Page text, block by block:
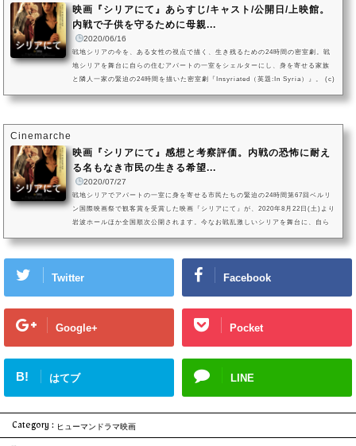
映画『シリアにて』あらすじ/キャスト/公開日/上映館。
内戦で子供を守るために母親...
2020/06/16
戦地シリアの今を、ある女性の視点で描く、生き残るための24時間の密室劇。戦
地シリアを舞台に自らの住むアパートの一室をシェルターにし、身を寄せる家族
と隣人一家の緊迫の24時間を描いた密室劇『Insyriated（英題:In Syria）』。 (c)
Cinemarche
映画『シリアにて』感想と考察評価。内戦の恐怖に耐え
る名もなき市民の生きる希望...
2020/07/27
戦地シリアでアパートの一室に身を寄せる市民たちの緊迫の24時間第67回ベルリ
ン国際映画祭で観客賞を受賞した映画『シリアにて』が、2020年8月22日(土)より
岩波ホールほか全国順次公開されます。今なお戦乱激しいシリアを舞台に、自ら
開】2020年（ベルギー・フランス・レバノン合作映画）【原題】Insy...
Twitter Facebook
Google+ Pocket
B! はてブ LINE
Category : ヒューマンドラマ映画